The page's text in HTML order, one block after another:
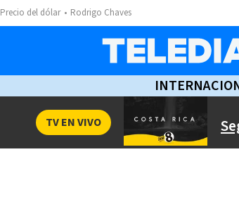
Precio del dólar Rodrigo Chaves
TV EN VIVO